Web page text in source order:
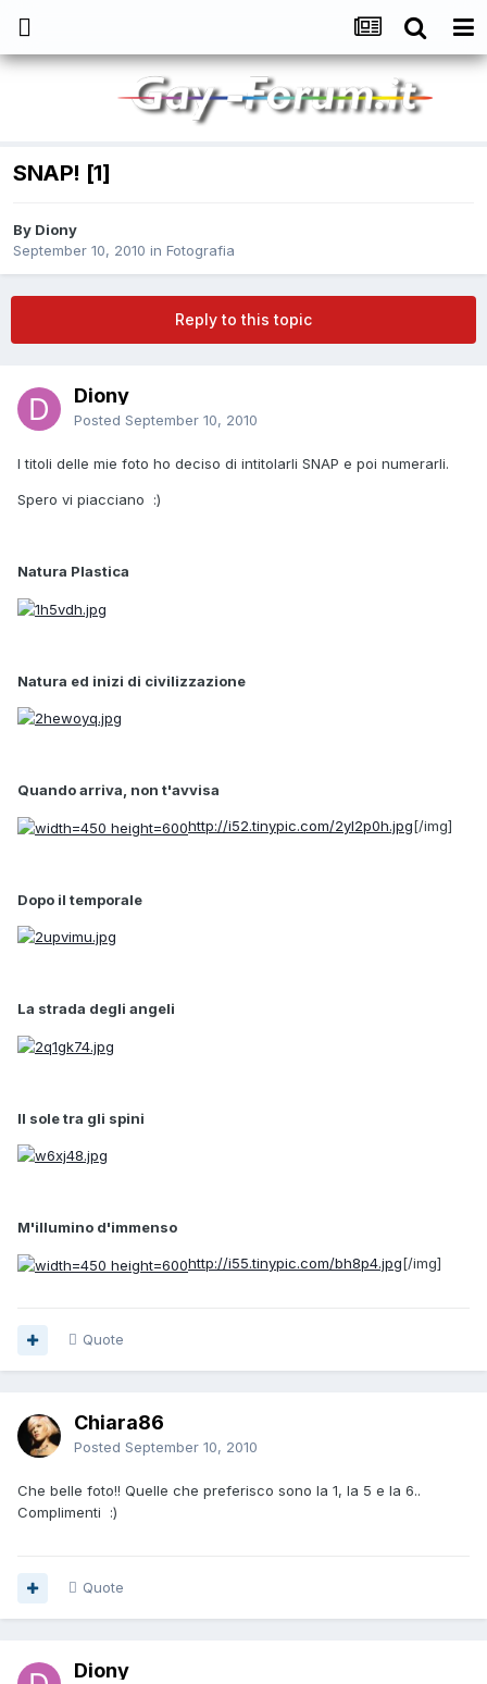
SNAP! [1]
By Diony
September 10, 2010 in Fotografia
Reply to this topic
Diony
Posted September 10, 2010
I titoli delle mie foto ho deciso di intitolarli SNAP e poi numerarli.
Spero vi piacciano :)
Natura Plastica
Natura ed inizi di civilizzazione
Quando arriva, non t'avvisa
http://i52.tinypic.com/2yl2p0h.jpg[/img]
Dopo il temporale
La strada degli angeli
Il sole tra gli spini
M'illumino d'immenso
http://i55.tinypic.com/bh8p4.jpg[/img]
Quote
Chiara86
Posted September 10, 2010
Che belle foto!! Quelle che preferisco sono la 1, la 5 e la 6..
Complimenti :)
Quote
Diony